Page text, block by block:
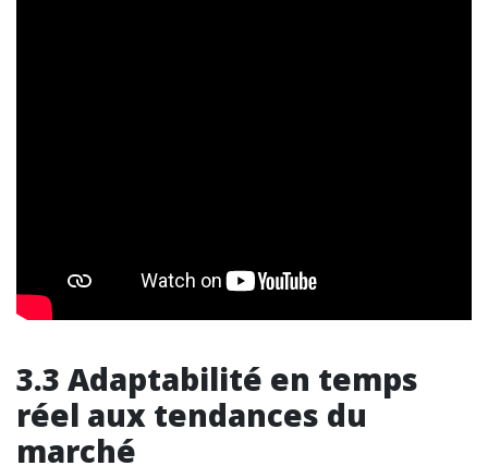
3.3 Adaptabilité en temps
réel aux tendances du
marché